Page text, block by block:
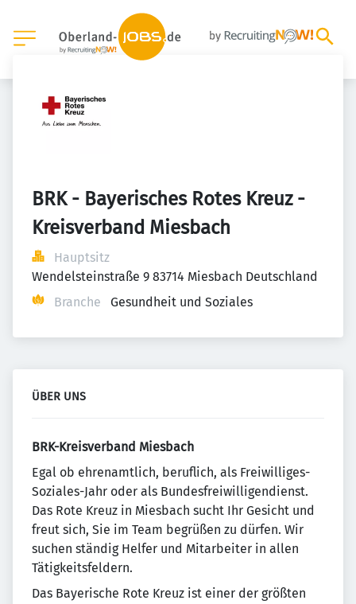
BRK - Bayerisches Rotes Kreuz -
Kreisverband Miesbach
Hauptsitz
Wendelsteinstraße 9 83714 Miesbach Deutschland
Branche
Gesundheit und Soziales
ÜBER UNS
BRK-Kreisverband Miesbach
Egal ob ehrenamtlich, beruflich, als Freiwilliges-
Soziales-Jahr oder als Bundesfreiwilligendienst.
Das Rote Kreuz in Miesbach sucht Ihr Gesicht und
freut sich, Sie im Team begrüßen zu dürfen. Wir
suchen ständig Helfer und Mitarbeiter in allen
Tätigkeitsfeldern.
Das Bayerische Rote Kreuz ist einer der größten